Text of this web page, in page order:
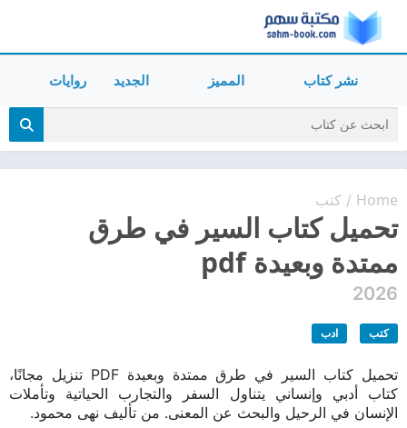
نشر كتاب المميز الجديد روايات
Home
/ كتب
تحميل كتاب السير في طرق
ممتدة وبعيدة pdf
2026
كتب ادب
تحميل كتاب السير في طرق ممتدة وبعيدة PDF تنزيل مجانًا،
كتاب أدبي وإنساني يتناول السفر والتجارب الحياتية وتأملات
الإنسان في الرحيل والبحث عن المعنى. من تأليف نهى محمود.